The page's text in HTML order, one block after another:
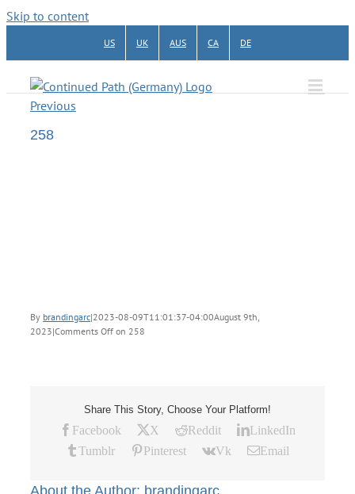
Skip to content
US UK AUS CA DE
Previous
258
By brandingarc|2023-08-09T11:01:37-04:00August 9th,
2023|Comments Off on 258
Share This Story, Choose Your Platform!
Facebook X Reddit
LinkedIn
Tumblr
Pinterest Vk Email
About the Author: brandingarc